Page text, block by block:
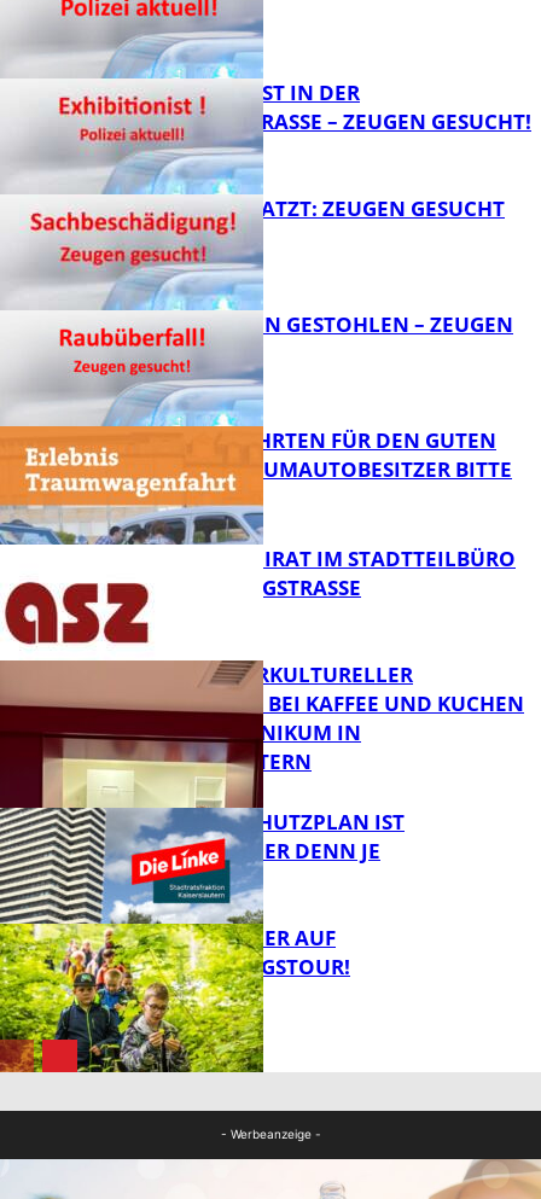
EXHIBITIONIST IN DER
VELMANNSTRASSE – ZEUGEN GESUCHT!
AUTO ZERKRATZT: ZEUGEN GESUCHT
FB News
TEURE KETTEN GESTOHLEN – ZEUGEN
GESUCHT!
FB News
SPENDENFAHRTEN FÜR DEN GUTEN
ZWECK – TRAUMAUTOBESITZER BITTE
MELDEN!
FB News
SENIORENBEIRAT IM STADTTEILBÜRO
IN DER KÖNIGSTRASSE
FB Gesundheit
NEUER INTERKULTURELLER
TREFFPUNKT BEI KAFFEE UND KUCHEN
IM PFALZKLINIKUM IN
KAISERSLAUTERN
FB News
EIN HITZESCHUTZPLAN IST
NOTWENDIGER DENN JE
MIT DEM JÄGER AUF
ENTDECKUNGSTOUR!
- Werbeanzeige -